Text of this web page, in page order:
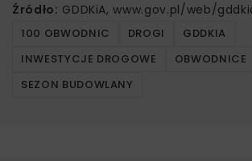
Źródło: GDDKiA, www.gov.pl/web/
100 OBWODNIC DROGI
GDDKIA
INWESTYCJE DROGOWE
OBWODNICE
SEZON BUDOWLANY